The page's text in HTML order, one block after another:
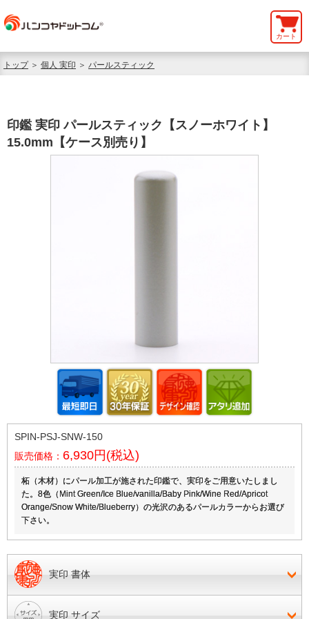
カート
トップ＞ 個人 実印 ＞ パールスティック
印鑑 実印 パールスティック【スノーホワイト】
15.0mm【ケース別売り】
SPIN-PSJ-SNW-150
販売価格： 6,930円(税込)
柘（木材）にパール加工が施された印鑑で、実印をご用意いたしまし
た。8色（Mint Green/Ice Blue/vanilla/Baby Pink/Wine Red/Apricot
Orange/Snow White/Blueberry）の光沢のあるパールカラーからお選び
下さい。
実印 書体
実印 サイズ